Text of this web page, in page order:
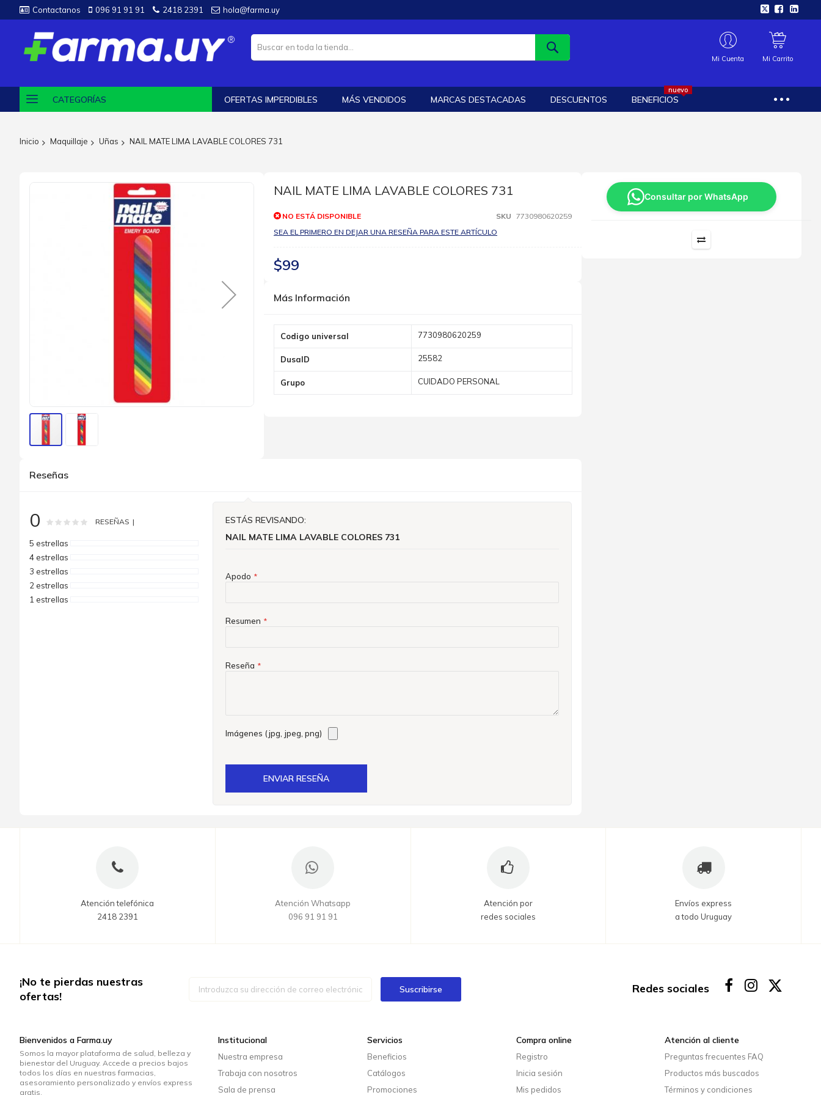
Contactanos 096 91 91 91 2418 2391 hola@farma.uy
Mi Cuenta Mi Carrito
CATEGORÍAS OFERTAS IMPERDIBLES MÁS VENDIDOS MARCAS DESTACADAS DESCUENTOS BENEFICIOS
nuevo
Inicio Maquillaje Uñas NAIL MATE LIMA LAVABLE COLORES 731
comienzo
de
imágenes
NAIL MATE LIMA LAVABLE COLORES 731
NO ESTÁ DISPONIBLE SKU 7730980620259
SEA EL PRIMERO EN DEJAR UNA RESEÑA PARA ESTE ARTÍCULO
$99
Más Información
Información
Codigo universal 7730980620259
DusaID 25582
Grupo CUIDADO PERSONAL
Reseñas
0 Rating: % of100
RESEÑAS
5 estrellas
4 estrellas
3 estrellas
2 estrellas
1 estrellas
ESTÁS REVISANDO:
NAIL MATE LIMA LAVABLE COLORES 731
Apodo
Resumen
Reseña
Imágenes (jpg, jpeg, png)
ENVIAR RESEÑA
Consultar por WhatsApp
Atención telefónica
2418 2391
Atención Whatsapp
096 91 91 91
Atención por
redes sociales
Envíos express
a todo Uruguay
¡No te pierdas nuestras
ofertas!
Suscribirse Redes sociales
Bienvenidos a Farma.uy
Somos la mayor plataforma de salud, belleza y
bienestar del Uruguay. Accede a precios bajos
todos los días en nuestras farmacias,
asesoramiento personalizado y envíos express
gratis.
Institucional
Nuestra empresa
Trabaja con nosotros
Sala de prensa
Servicios
Beneficios
Catálogos
Promociones
Compra online
Registro
Inicia sesión
Mis pedidos
Atención al cliente
Preguntas frecuentes FAQ
Productos más buscados
Términos y condiciones